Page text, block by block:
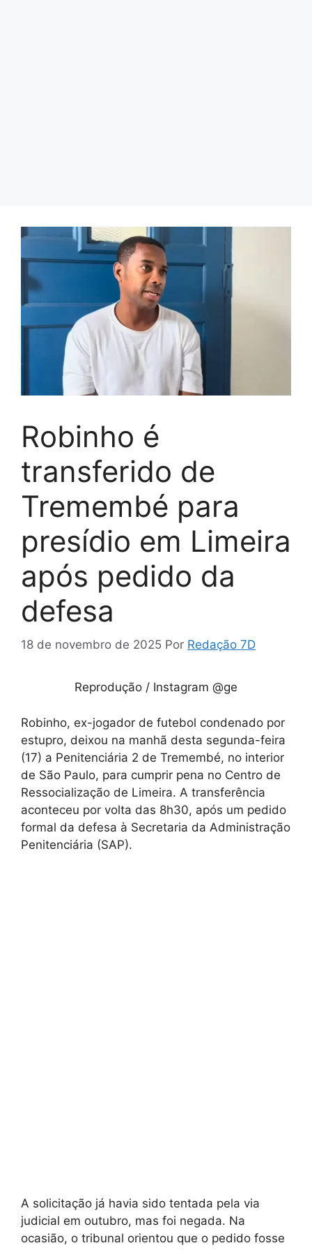
Robinho é
transferido de
Tremembé para
presídio em Limeira
após pedido da
defesa
18 de novembro de 2025 Por Redação 7D
Reprodução / Instagram @ge
Robinho, ex-jogador de futebol condenado por
estupro, deixou na manhã desta segunda-feira
(17) a Penitenciária 2 de Tremembé, no interior
de São Paulo, para cumprir pena no Centro de
Ressocialização de Limeira. A transferência
aconteceu por volta das 8h30, após um pedido
formal da defesa à Secretaria da Administração
Penitenciária (SAP).
A solicitação já havia sido tentada pela via
judicial em outubro, mas foi negada. Na
ocasião, o tribunal orientou que o pedido fosse